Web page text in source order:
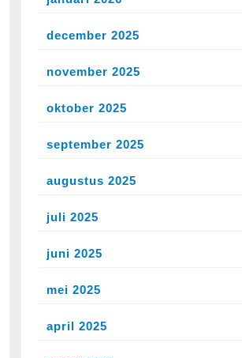
december 2025
november 2025
oktober 2025
september 2025
augustus 2025
juli 2025
juni 2025
mei 2025
april 2025